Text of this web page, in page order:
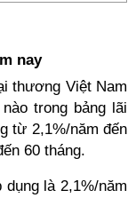
nay
thương Việt Nam
trong bảng lãi
từ 2,1%/năm đến
60 tháng.
là 2,1%/năm